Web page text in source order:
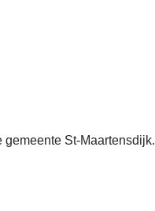
St-Maartensdijk.